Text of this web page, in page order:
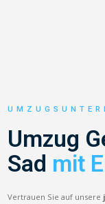
Umzug
Sad mit
Vertrauen Sie auf unsere